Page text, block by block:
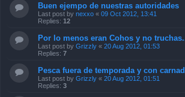
Buen ejempo de nuestras autoridades
Last post by nexxo « 09 Oct 2012, 13:41
Replies: 12
Por lo menos eran Cohos y no
Last post by Grizzly « 20 Aug 2012, 01:53
Replies: 7
Pesca fuera de temporada y con
Last post by Grizzly « 20 Aug 2012, 01:51
Replies: 3